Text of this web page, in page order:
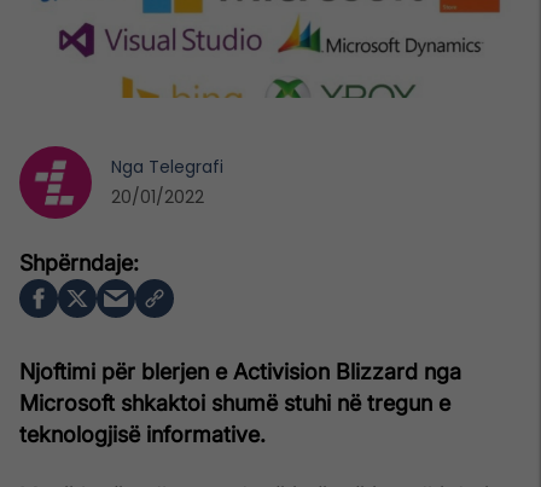
Njoftimi për blerjen e Activision Blizzard nga
Microsoft shkaktoi shumë stuhi në tregun e
teknologjisë informative.
Nga Telegrafi
20/01/2022